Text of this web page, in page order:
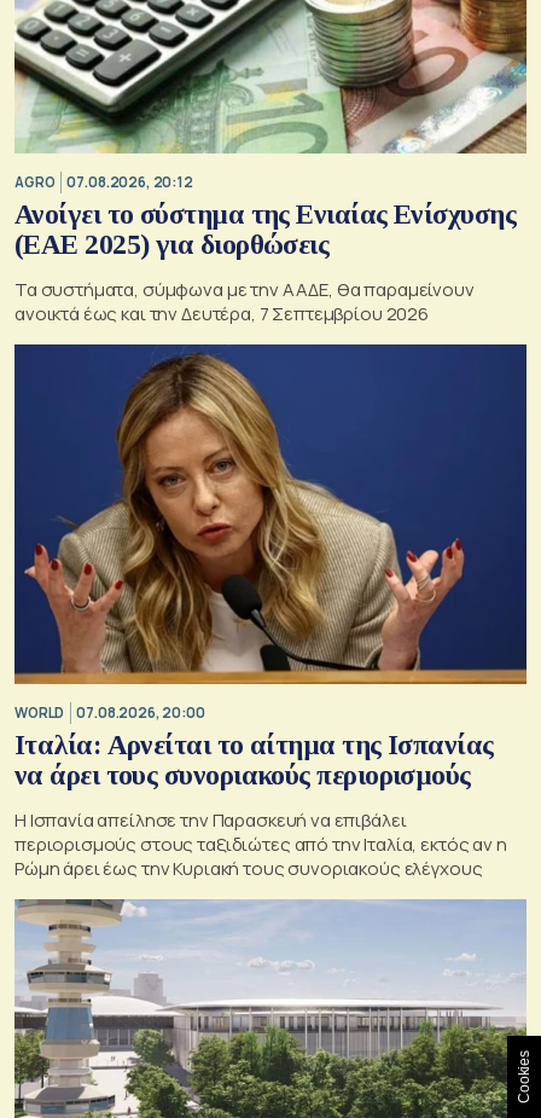
AGRO 07.08.2026, 20:12
Ανοίγει το σύστημα της Ενιαίας Ενίσχυσης
(ΕΑΕ 2025) για διορθώσεις
Τα συστήματα, σύμφωνα με την ΑΑΔΕ, θα παραμείνουν
ανοικτά έως και την Δευτέρα, 7 Σεπτεμβρίου 2026
WORLD 07.08.2026, 20:00
Ιταλία: Αρνείται το αίτημα της Ισπανίας
να άρει τους συνοριακούς περιορισμούς
Η Ισπανία απείλησε την Παρασκευή να επιβάλει
περιορισμούς στους ταξιδιώτες από την Ιταλία, εκτός αν η
Ρώμη άρει έως την Κυριακή τους συνοριακούς ελέγχους
Cookies